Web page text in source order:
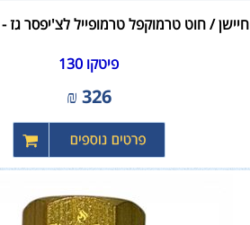
חיישן / חוט טרמוקפל טרמופייל לצ'יפסר גז
פיטקו 130
326
₪